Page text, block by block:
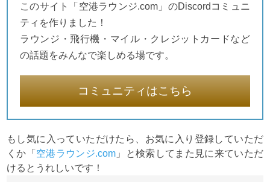
このサイト「空港ラウンジ.com」のDiscordコミュニ
ティを作りました！
ラウンジ・飛行機・マイル・クレジットカードなど
の話題をみんなで楽しめる場です。
コミュニティはこちら
もし気に入っていただけたら、お気に入り登録していただ
くか「 空港ラウンジ.com 」と検索してまた見に来ていただ
けるとうれしいです！